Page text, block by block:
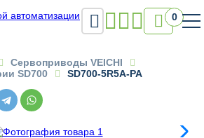
 0
Сервоприводы VEICHI
SD700
SD700-5R5A-PA